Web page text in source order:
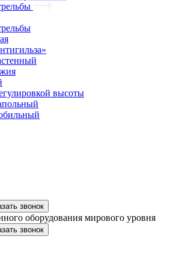
высоты
звонок
оборудования мирового уровня
звонок